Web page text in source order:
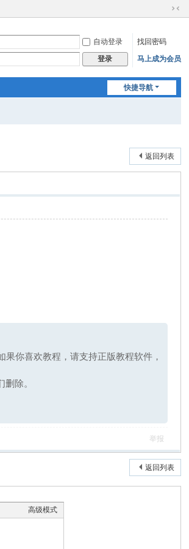
切
窄
版
自动登录
找回密码
登录 马上成为会员
快捷导航
返回列表
你喜欢教程，请支持正版教程软件，
除。
举报
返回列表
高级模式